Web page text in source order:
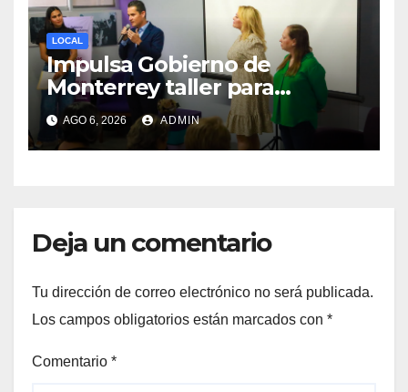
LOCAL
Impulsa Gobierno de
Monterrey taller para
acompañar a mujeres en
procesos de pérdida y duelo
AGO 6, 2026 ADMIN
Deja un comentario
Tu dirección de correo electrónico no será publicada.
Los campos obligatorios están marcados con *
Comentario *